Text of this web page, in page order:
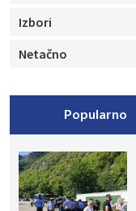
Izbori
Netačno
Popularno